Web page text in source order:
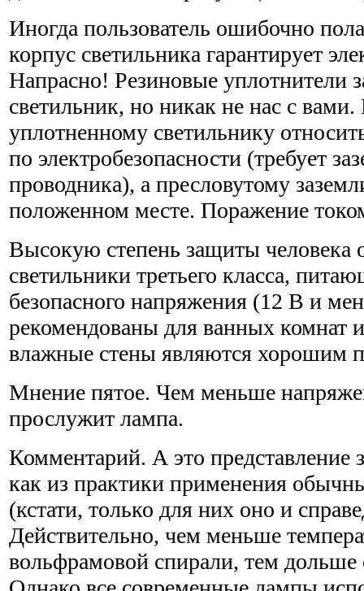
Иногда пользователь ошибочно
корпус светильника гарантирует
Напрасно! Резиновые
светильник, но никак не нас с
уплотненному светильнику
по электробезопасности (требует
проводника), а пресловутому
положенном месте. Поражение
Высокую степень защиты человека
светильники третьего класса,
безопасного напряжения (12 В и
рекомендованы для ванных комнат
влажные стены являются хорошим
Мнение пятое. Чем меньше
прослужит лампа.
Комментарий. А это представление
как из практики применения
(кстати, только для них оно и
Действительно, чем меньше
вольфрамовой спирали, тем дольше